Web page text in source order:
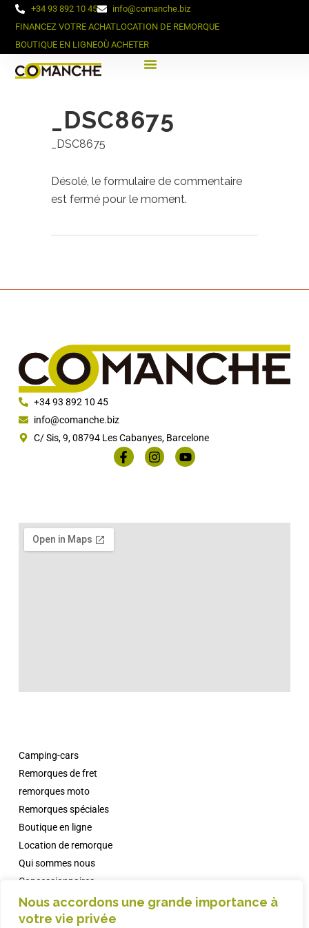
Nous accordons une grande importance à
votre vie privée
+34 93 892 10 45
info@comanche.biz
FINANCEZ VOTRE ACHATLOCATION DE REMORQUE
BOUTIQUE EN LIGNEOÙ ACHETER
_DSC8675
_DSC8675
Désolé, le formulaire de commentaire
est fermé pour le moment.
+34 93 892 10 45
info@comanche.biz
C/ Sis, 9, 08794 Les Cabanyes, Barcelone
Qui sommes nous
Concessionnaires
Campings avec Comanche
informations
Camping-cars
Remorques de fret
remorques moto
Remorques spéciales
Boutique en ligne
Location de remorque